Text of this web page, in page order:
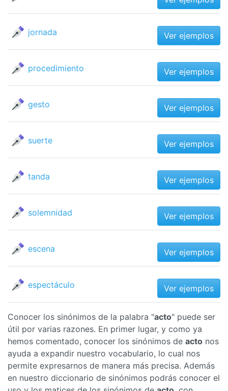
jornada Ver ejemplos
procedimiento Ver ejemplos
gesto Ver ejemplos
suerte Ver ejemplos
tanda Ver ejemplos
solemnidad Ver ejemplos
escena Ver ejemplos
espectáculo Ver ejemplos
Conocer los sinónimos de la palabra "acto" puede ser
útil por varias razones. En primer lugar, y como ya
hemos comentado, conocer los sinónimos de acto nos
ayuda a expandir nuestro vocabulario, lo cual nos
permite expresarnos de manera más precisa. Además
en nuestro diccionario de sinónimos podrás conocer el